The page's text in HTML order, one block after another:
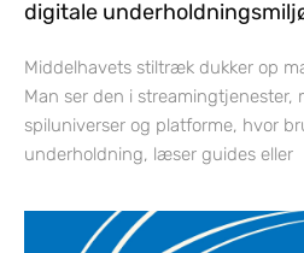
digitale
Middelhavets stiltræk dukker op
Man ser den i streamingtjenester,
spiluniverser og platforme, hvor
underholdning, læser guides eller